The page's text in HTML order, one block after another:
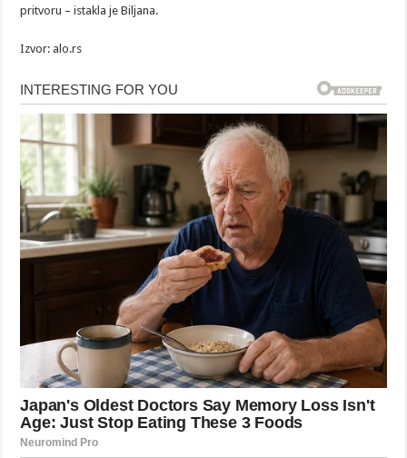
pritvoru – istakla je Biljana.
Izvor: alo.rs